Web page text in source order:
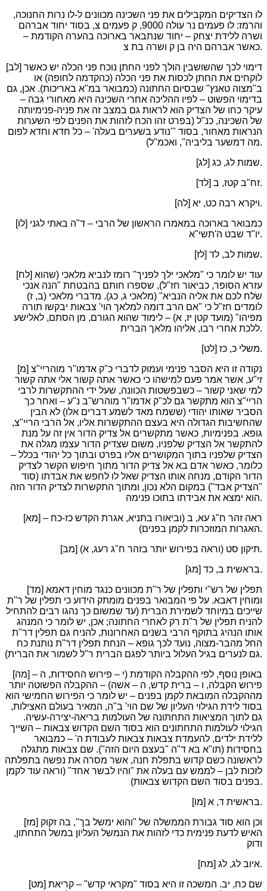
לו הצדיקים המקבילים את פני השכינה מכוונים ל-לו נרות החנוכה,
והרמז: לו פעמים נר עולה 9000, ק פעמים צ, בסוד יחוד אברהם
ושרה ללידת יצחק – יחוד שנתבאר בארוכה בהערה הקודמת –
כאשר אברהם היה בן ק ושרה בת צ.
[לב] דימוי לכך שהשושבין הולך לפני החתן נוכח פני הכלה יש כאשר
לוקחים את החתן לכסות את פני הכלה (כהקדמה לחופה) או
ב"מצוה טאנץ" שבסיום החתונה (כמבואר במ"א באריכות). אכן, גם
בדימוי הפשוט – לפיו ההליכה אחרי השכינה היא מאחורי גבה –
עיקר כחו של הצדיק הוא לראות גם במצב זה את פניה-פנימיותה
של השכינה, כנ"ל (בפרט זהו הכח לזהות את הפנים לפי השערות
הנראות מאחור, בסוד "'נודע בשערים בעלה' – כל חדא וחדא לפום
מה דמשער בליביה", ואכמ"ל).
[לג] שמות לג, כג.
[לד] זח"ב קטז, ב.
[לה] ויקרא רבה כט, יא.
[לו] כמבואר בארוכה במאמרו הראשון של הרבי – ד"ה באתי לגני
יו"ד שבט ה'תשי"א.
[לז] שמות לב, לד.
[לח] עוד יש לומר כי "מלאכי ילך לפניך" רומז לנביא מלאכי (שהוא
עזרא הסופר, כביאור חז"ל), שספרו חותם בהבטחת "הנה אנכי
שֹלח לכם את אליה הנביא" (מלאכי ג, כג). מדברי מלאכי (ב, ז)
לומדים חז"ל כי "אם הרב דומה למלאך הוי' צבאות יבקשו תורה
מפיהו" (מועד קטן יז, א) – לימוד שהוא הגורם, מן הסתם, לאלישע
ללכת אחרי רבו, אליהו מלאך הברית.
[לט] משלי כ, כז.
[מ] נקודה זו היא הסבר פנימי ועמוק לדברי כ"ק אדמו"ר מוהריי"צ
זי"ע, אשר אמר פעם למישהו כי כאשר אתה קשור אלי אתה קשור
למי שאני קשור – כשבפשטות הכוונה, שעל ידי ההתקשרות לרבי
הריי"צ הוא מתקשר גם לכ"ק אדמו"ר מוהרש"ב נ"ע – ואחר כך
הסביר שאותו יהודי (ששמח מאד לשמע דברים אלו) לא הבין
שהחשיבות הגדולה היא בעצם ההתקשרות אליו, אל הרבי הריי"צ,
גופא. בפנימיות, כאשר מתקשרים אל צדיק הדור אין זה על מנת
להתקשר אל הצדיק שלפניו, משום שצדיק הדור עצמו מגלה את
הצדיק שלפניו בתוך המקושרים אליו בפרט ובתוך כל יהודי בכלל –
כלומר, כאשר אדם בא אל צדיק הדור מתוך חיפוש הקשר לצדיק
הדור הקודם, מנחה אותו הצדיק שאל לו לחפש את אבדתו (סוד
"הצדיק אבד") במקום הלא נכון, ומתוך התקשרות לצדיק הדור הזה
הוא ימצא את אבידתו בתוכו פנימה.
[מא] ראה זהר ח"ג עא, ב (וביאורו בתניא, אגרת הקדש כז-כח –
האגרות המוזכרות לקמן בפנים).
[מב] תיקון סט (וראה בפירוש יותר בזהר ח"ג רעג, א).
[מג] בראשית ב, כד.
[מד] תפלין של רש"י ותפלין של ר"ת מכוונים כנגד מוחין דאמא
ומוחין דאבא. על פי המבואר בפנים מומתק הידוע כי תפלין של ר"ת
שייכים במיוחד לשמירת הברית (עד שמשום כך נהגו רבים להתחיל
להניח תפלין של ר"ת רק לאחרי החתונה; אכן, יש לומר כי המנהג
אותו הנהיג בתוקף הרבי בשנים האחרונות, להניח גם תפלין דר"ת
החל מהבר-מצוה, נועד לכך גופא – הנחת תפלין דר"ת נותנת כח
גם לנערים בגיל העלול ביותר לפגם הברית ר"ל לשמור את הברית).
[מה] באופן נוסף, לפי ההקבלה הקודמת (י – פירוש החסידות, ה –
פירוש הקבלה, ו – ברית קדש, ה – אשה) – ההקבלה הפשוטה יותר
מההקבלה המובאת לקמן בפנים – יש לומר כי הפירוש החמישי הוא
בסוד לידת הגילוי העליון של שם הוי' ב"ה, המאיר בעולם האצילות,
גם לתוך המציאות התחתונה של העולמות בריאה-יצירה-עשיה.
הגילוי לעולמות התחתונים הוא בסוד השם הקדוש צבאות – השייך
ללידת ילדים, להעמדת צבאות צבאות לעבודת ה' – כמבואר
בחסידות (תו"א בא ד"ה "בעצם היום הזה"). שם צבאות מתגלה
לראשונה כשם קדוש בתפלת חנה, אשר מסרה את נפשה בתפלתה
לזכות לבן – לממש עם בעלה את "והיו לבשר אחד" (וראה עוד לקמן
בפנים בסוד השם הקדוש צבאות).
[מו] בראשית ד, א.
[מז] וכן הוא סוד גבורת הממשלה של "והוא ימשל בך", בה זקוק
האיש לדעת פנימית כדי לזהות את הנמשל העליון במשל התחתון,
ודוק
[מח] איוב לג, לג.
[מט] שם כח, יב. המשכה זו היא בסוד "מקראי קדש" – קריאת